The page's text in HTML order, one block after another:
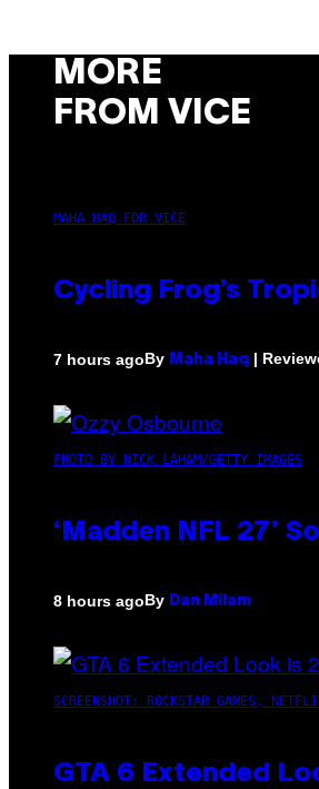
MORE
FROM VICE
MAHA HAQ FOR VICE
Cycling Frog’s
7 hours agoBy Maha Haq |
PHOTO BY NICK LAHAM/GETTY IMAGES
‘Madden NFL 27’
8 hours agoBy Dan Milam
SCREENSHOT: ROCKSTAR GAMES,
GTA 6 Extended